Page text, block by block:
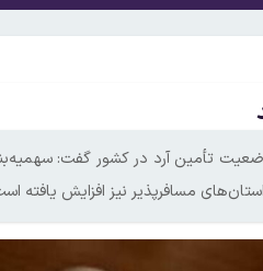
تأمین آرد در کشور گفت:
مسافرپذیر نیز افزایش یافته